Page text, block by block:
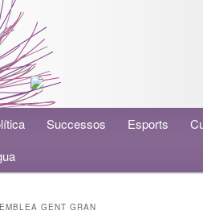
Successos Esports
GENT GRAN